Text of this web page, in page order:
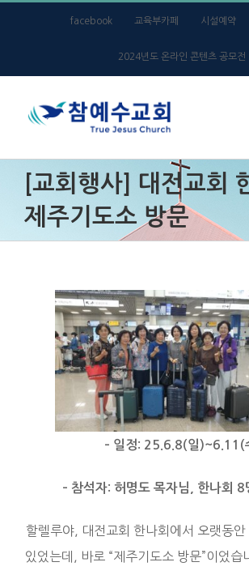
facebook 교육부카페 시설예약
2024년도 온라인 콘텐츠 공모전
[교회행사] 대전교회
제주기도소 방문
– 일정: 25.6.8( 일 )~6.11(
– 참석자: 허명도 목자님 한나회 8
할렐루야, 대전교회 한나회에서 오랫동
있었는데, 바로 “제주기도소 방문”이었습